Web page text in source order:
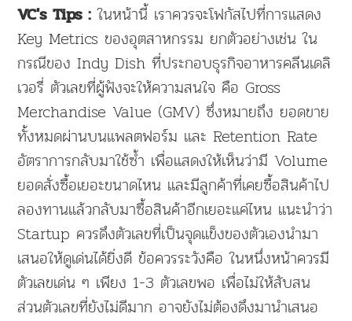
VC's Tips : ในหน้านี้ เราควรจะโฟกัสไปที่การแสดง
Key Metrics ของอุตสาหกรรม ยกตัวอย่างเช่น ใน
กรณีของ Indy Dish ที่ประกอบธุรกิจอาหารคลีนเดลิ
เวอรี่ ตัวเลขที่ผู้ฟังจะให้ความสนใจ คือ Gross
Merchandise Value (GMV) ซึ่งหมายถึง ยอดขาย
ทั้งหมดผ่านบนแพลตฟอร์ม และ Retention Rate
อัตราการกลับมาใช้ซ้ำ เพื่อแสดงให้เห็นว่ามี Volume
ยอดสั่งซื้อเยอะขนาดไหน และมีลูกค้าที่เคยซื้อสินค้าไป
ลองทานแล้วกลับมาซื้อสินค้าอีกเยอะแค่ไหน แนะนำว่า
Startup ควรดึงตัวเลขที่เป็นจุดแข็งของตัวเองนำมา
เสนอให้ดูเด่นได้ยิ่งดี ข้อควรระวังคือ ในหนึ่งหน้าควรมี
ตัวเลขเด่น ๆ เพียง 1-3 ตัวเลขพอ เพื่อไม่ให้สับสน
ส่วนตัวเลขที่ยังไม่ดีมาก อาจยังไม่ต้องดึงมานำเสนอ